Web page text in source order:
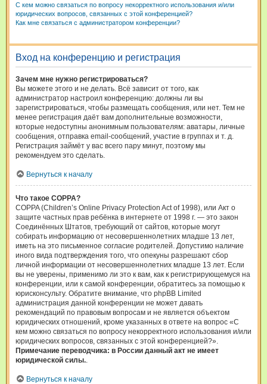
С кем можно связаться по вопросу некорректного использования и/или
юридических вопросов, связанных с этой конференцией?
Как мне связаться с администратором конференции?
Вход на конференцию и регистрация
Зачем мне нужно регистрироваться?
Вы можете этого и не делать. Всё зависит от того, как
администратор настроил конференцию: должны ли вы
зарегистрироваться, чтобы размещать сообщения, или нет. Тем не
менее регистрация даёт вам дополнительные возможности,
которые недоступны анонимным пользователям: аватары, личные
сообщения, отправка email-сообщений, участие в группах и т. д.
Регистрация займёт у вас всего пару минут, поэтому мы
рекомендуем это сделать.
Вернуться к началу
Что такое COPPA?
COPPA (Children’s Online Privacy Protection Act of 1998), или Акт о
защите частных прав ребёнка в интернете от 1998 г. — это закон
Соединённых Штатов, требующий от сайтов, которые могут
собирать информацию от несовершеннолетних младше 13 лет,
иметь на это письменное согласие родителей. Допустимо наличие
иного вида подтверждения того, что опекуны разрешают сбор
личной информации от несовершеннолетних младше 13 лет. Если
вы не уверены, применимо ли это к вам, как к регистрирующемуся на
конференции, или к самой конференции, обратитесь за помощью к
юрисконсульту. Обратите внимание, что phpBB Limited
администрация данной конференции не может давать
рекомендаций по правовым вопросам и не является объектом
юридических отношений, кроме указанных в ответе на вопрос «С
кем можно связаться по вопросу некорректного использования и/или
юридических вопросов, связанных с этой конференцией?».
Примечание переводчика: в России данный акт не имеет
юридической силы..
Вернуться к началу